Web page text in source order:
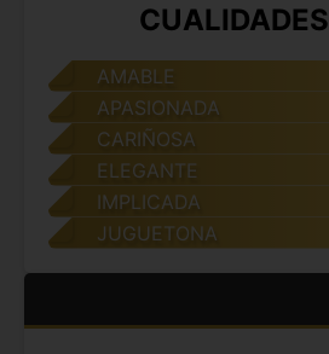
CUALIDADES
AMABLE
APASIONADA
CARIÑOSA
ELEGANTE
IMPLICADA
JUGUETONA